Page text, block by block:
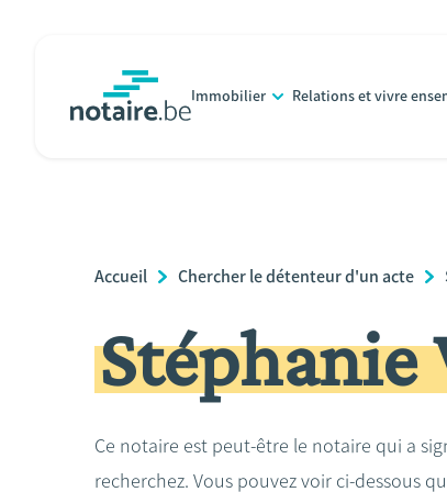
principal
Immobilier Relations et vivre
Breadcrumb
Accueil Chercher le détenteur d'un acte
Stéphanie
Ce notaire est peut-être le notaire qui a
recherchez. Vous pouvez voir ci-dessous